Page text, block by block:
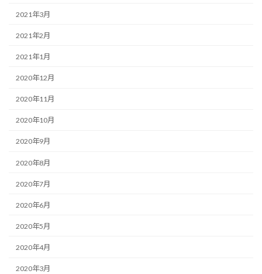
2021年3月
2021年2月
2021年1月
2020年12月
2020年11月
2020年10月
2020年9月
2020年8月
2020年7月
2020年6月
2020年5月
2020年4月
2020年3月